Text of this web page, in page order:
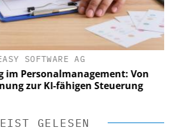
SOFTWARE AG
im Personalmanagement: Von
zur KI-fähigen Steuerung
GELESEN